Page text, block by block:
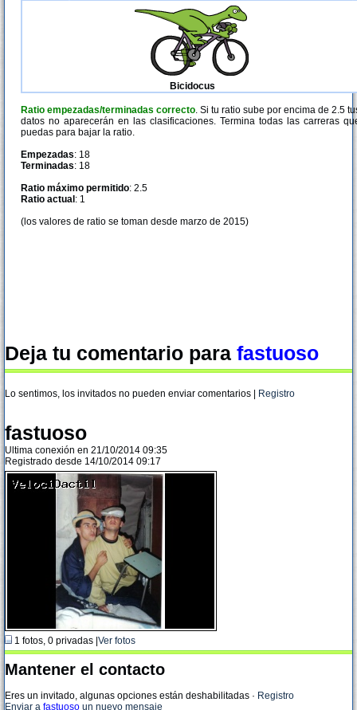
Bicidocus
Ratio empezadas/terminadas correcto. Si tu ratio sube por encima de 2.5
datos no aparecerán en las clasificaciones. Termina todas las carreras
puedas para bajar la ratio.
Empezadas: 18
Terminadas: 18
Ratio máximo permitido: 2.5
Ratio actual : 1
(los valores de ratio se toman desde marzo de 2015)
Deja tu comentario para fastuoso
Lo sentimos, los invitados no pueden enviar comentarios | Registro
fastuoso
Ultima conexión en 21/10/2014 09:35
Registrado desde 14/10/2014 09:17
1 fotos, 0 privadas | Ver fotos
Mantener el contacto
Eres un invitado, algunas opciones están deshabilitadas · Registro
Enviar a fastuoso un nuevo mensaje